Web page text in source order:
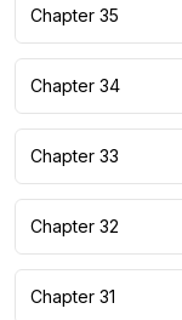
Chapter 35
Chapter 34
Chapter 33
Chapter 32
Chapter 31